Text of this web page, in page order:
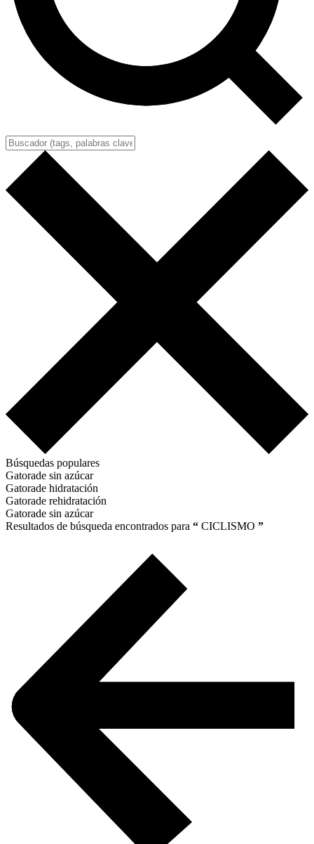
Búsquedas populares
Gatorade sin azúcar
Gatorade hidratación
Gatorade rehidratación
Gatorade sin azúcar
Resultados de búsqueda encontrados para “ CICLISMO ”